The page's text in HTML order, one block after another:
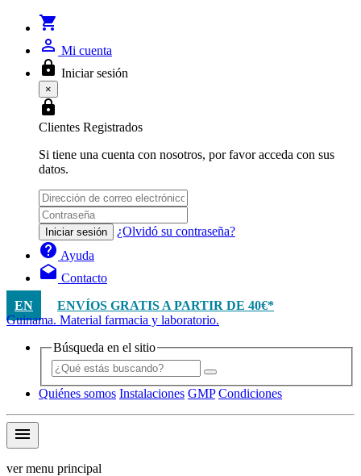
shopping_cart
person_outline Mi cuenta
lock Iniciar sesión
×
lock
Clientes Registrados
Si tiene una cuenta con nosotros, por favor acceda con sus
datos.
Iniciar sesión ¿Olvidó su contraseña?
help Ayuda
drafts Contacto
EN
ENVÍOS GRATIS A PARTIR DE 40€*
Guinama. Material farmacia y laboratorio.
Búsqueda en el sitio
Quiénes somos Instalaciones GMP Condiciones
menu
ver menu principal